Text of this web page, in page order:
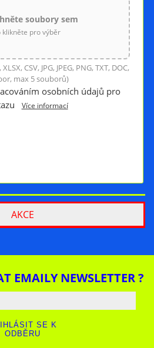
soubory sem
klikněte pro výběr
CSV, JPG, JPEG, PNG, TXT, DOC,
max 5 souborů)
osobních údajů pro
Více informací
AKCE
EMAILY NEWSLETTER ?